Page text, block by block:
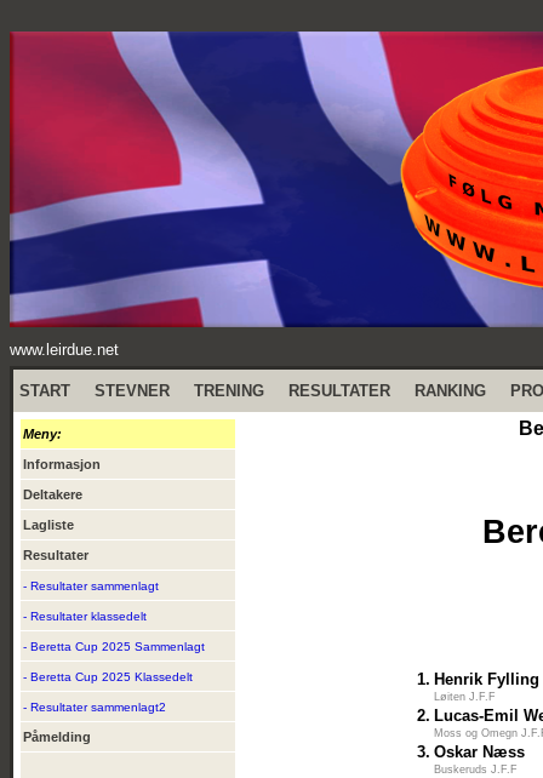
www.leirdue.net
START STEVNER TRENING RESULTATER RANKING
Meny:
Informasjon
Deltakere
Lagliste
Resultater
- Resultater sammenlagt
- Resultater klassedelt
- Beretta Cup 2025 Sammenlagt
- Beretta Cup 2025 Klassedelt
- Resultater sammenlagt2
Påmelding
1. Henrik Fylling
Løiten J.F.F
2. Lucas-Emil
Moss og Omegn
3. Oskar Næss
Buskeruds J.F.F